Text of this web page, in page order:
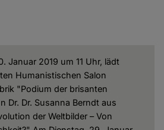
Januar 2019 um 11 Uhr, lädt
Humanistischen Salon
"Podium der brisanten
Dr. Dr. Susanna Berndt aus
der Weltbilder – Von